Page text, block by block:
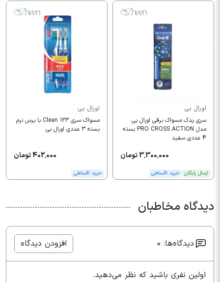
اورال بی
سری یدک مسواک برقی اورال بی
مدل PRO CROSS ACTION بسته
4 عددی سفید
3,300,000 تومان
ارسال رایگان خرید اقساطی
اورال بی
مسواک سری 123 Clean با برس نرم
بسته 3 عددی اورال بی
402,000 تومان
خرید اقساطی
دیدگاه مخاطبان
دیدگاه‌ها: 0 افزودن دیدگاه
اولین نفری باشید که نظر می‌دهید.